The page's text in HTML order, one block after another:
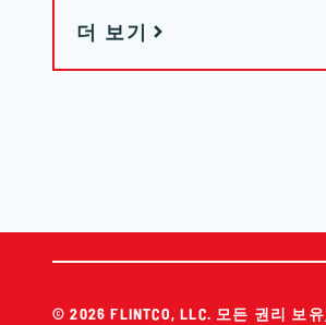
더 보기
© 2026 FLINTCO, LLC. 모든 권리 보유